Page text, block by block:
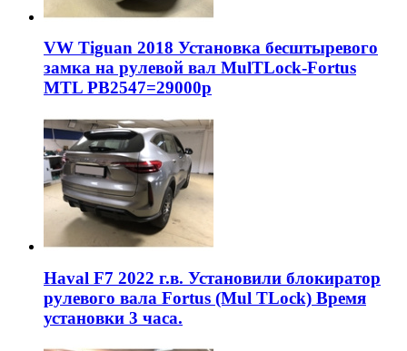
VW Tiguan 2018 Установка бесштыревого
замка на рулевой вал MulTLock-Fortus
MTL РВ2547=29000р
Haval F7 2022 г.в. Установили блокиратор
рулевого вала Fortus (Mul TLock) Время
установки 3 часа.